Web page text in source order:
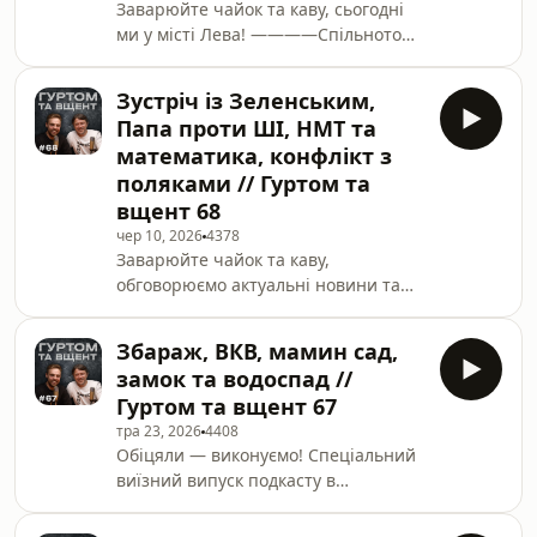
20 ————Спільнотою «Гуртом та
Вщент» збираємо на двадцять 10-
дюймових FPV-дронів на
оптоволоконній котушці 20 кмМета:
1 160 000
грнhttps://send.monobank.ua/jar/2bTvk
Заварюйте чайок та каву, сьогодні
ми у місті Лева! ————Спільнотою
на оптоволоконній котушці 20
кмМета: 1 160 000
грнhttps://send.monobank.ua/jar/2bTvk2H9H1
Квитки на європейський тур Антона
Тимошенка:https://linktr.ee/tymoshenkoontour
————Якщо ви хочете підтримати
«Гуртом та вщент» (ці кошти підуть
власне на виробництво цього
подкаст
Зустріч із Зеленським,
Папа проти ШІ, НМТ та
математика, конфлікт з
поляками // Гуртом та
вщент 68
чер 10, 20264378
Заварюйте чайок та каву,
обговорюємо актуальні новини та
збираємо на 2 літака-розвідника
&quot;Домаха&quot; для ведення
розвідувальних дій та коригування
вогню.🎯Ціль: 1 480 000
₴🔗Посилання на
банкуhttps://send.monobank.ua/jar/5kjCzQ4JKK
————Квитки на європейський
Збараж, ВКВ, мамин сад,
замок та водоспад //
Гуртом та вщент 67
тра 23, 20264408
Обіцяли — виконуємо! Спеціальний
виїзний випуск подкасту в